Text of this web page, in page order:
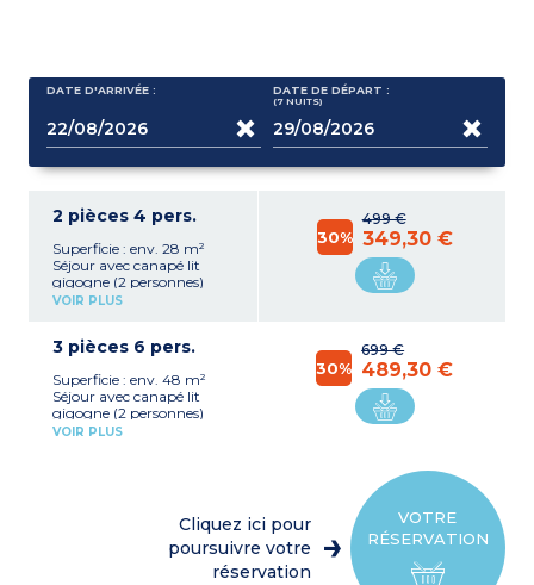
DATE D'ARRIVÉE : DATE DE DÉPART :
(7 NUITS)
2 pièces 4 pers.
Superficie : env. 28 m²
Séjour avec canapé lit
gigogne (2 personnes)
Kitchenette équipée
micro-ondes/gril, lave-
bouilloire, grille-pain)
Chambre avec 1 grand lit
Salle de bain avec
baignoire et sèche cheveux
VOIR PLUS
499 €
30% 349,30 €
3 pièces 6 pers.
Superficie : env. 48 m²
Séjour avec canapé lit
gigogne (2 personnes)
Kitchenette équipée
bouilloire, grille-pain)
Chambre avec 1 grand lit
Chambre avec 2 lits
simples ou 2 lits superposés
VOIR PLUS
699 €
30% 489,30 €
VOTRE
RÉSERVATION
Cliquez ici pour
poursuivre votre
réservation